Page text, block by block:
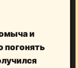
и
погонять